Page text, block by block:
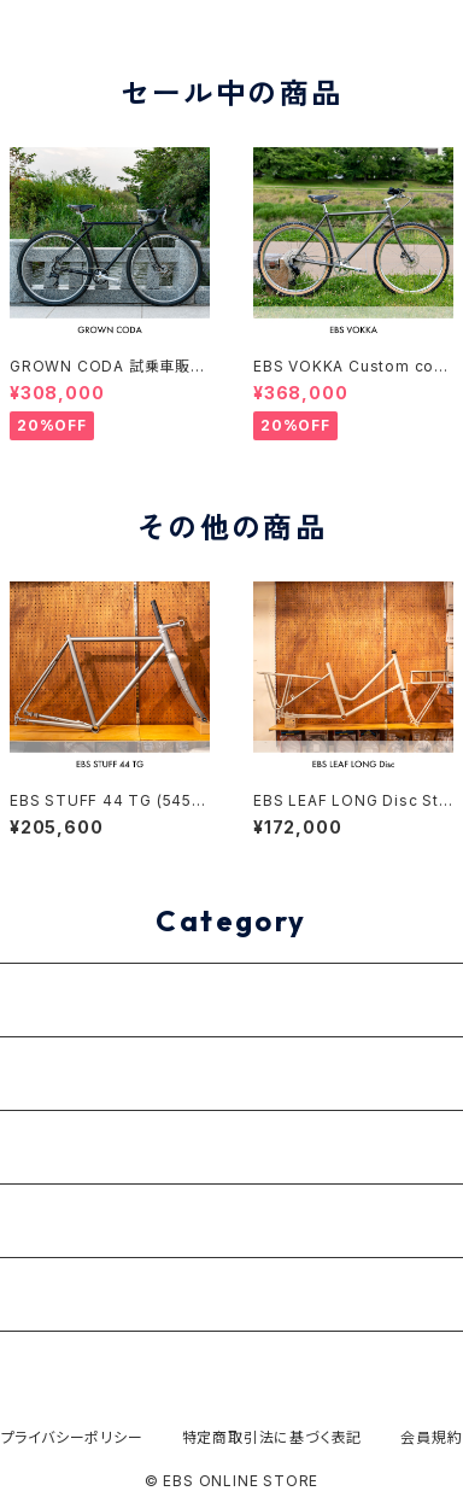
セール中の商品
GROWN CODA 試乗車販売
（166-174cm）
¥308,000
20%OFF
EBS VOKKA Custom com
plete bike（166-173cm）
¥368,000
20%OFF
その他の商品
EBS STUFF 44 TG (545)
Stock frame order (depo
sit)
¥205,600
EBS LEAF LONG Disc Sto
ck frame Order（deposit）
¥172,000
Category
プライバシーポリシー 特定商取引法に基づく表記 会員規約
© EBS ONLINE STORE